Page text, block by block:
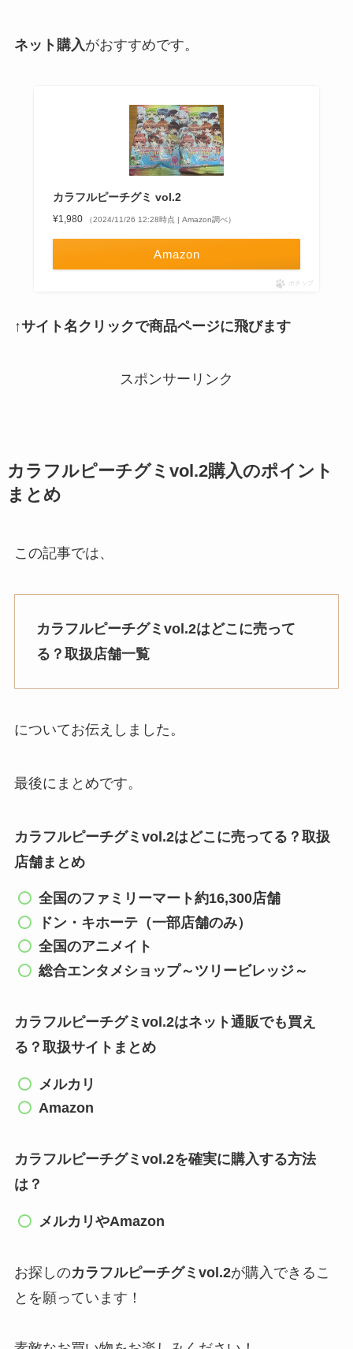
ネット購入がおすすめです。
カラフルピーチグミ vol.2
¥1,980 （2024/11/26 12:28時点 | Amazon調べ）
Amazon
ポチップ
↑サイト名クリックで商品ページに飛びます
スポンサーリンク
カラフルピーチグミvol.2購入のポイント
まとめ
この記事では、
カラフルピーチグミvol.2はどこに売って
る？取扱店舗一覧
についてお伝えしました。
最後にまとめです。
カラフルピーチグミvol.2はどこに売ってる？取扱
店舗まとめ
全国のファミリーマート約16,300店舗
ドン・キホーテ（一部店舗のみ）
全国のアニメイト
総合エンタメショップ～ツリービレッジ～
カラフルピーチグミvol.2はネット通販でも買え
る？取扱サイトまとめ
メルカリ
Amazon
カラフルピーチグミvol.2を確実に購入する方法
は？
メルカリやAmazon
お探しのカラフルピーチグミvol.2が購入できるこ
とを願っています！